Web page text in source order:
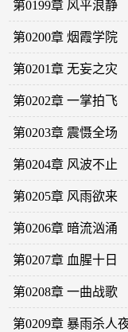
第0199章 风平浪静
第0200章 烟霞学院
第0201章 无妄之灾
第0202章 一掌拍飞
第0203章 震慑全场
第0204章 风波不止
第0205章 风雨欲来
第0206章 暗流汹涌
第0207章 血腥十日
第0208章 一曲战歌
第0209章 暴雨杀人